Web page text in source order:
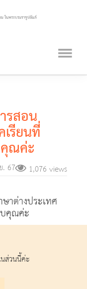
รสอน
รียนที่
ณค่ะ
. 67 1,076 views
าต่างประเทศ
คุณค่ะ
ส่วนนี้ค่ะ